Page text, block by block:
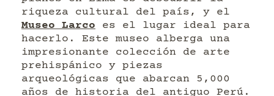
riqueza cultural del país, y el
Museo Larco es el lugar ideal para
hacerlo. Este museo alberga una
impresionante colección de arte
prehispánico y piezas
arqueológicas que abarcan 5,000
años de historia del antiguo Perú.